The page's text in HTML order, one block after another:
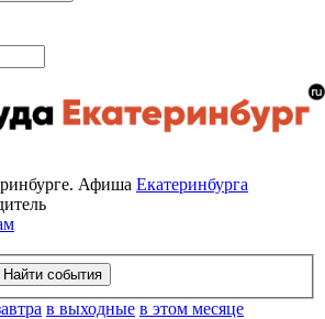
Афиша Екатеринбурга
в выходные в этом месяце